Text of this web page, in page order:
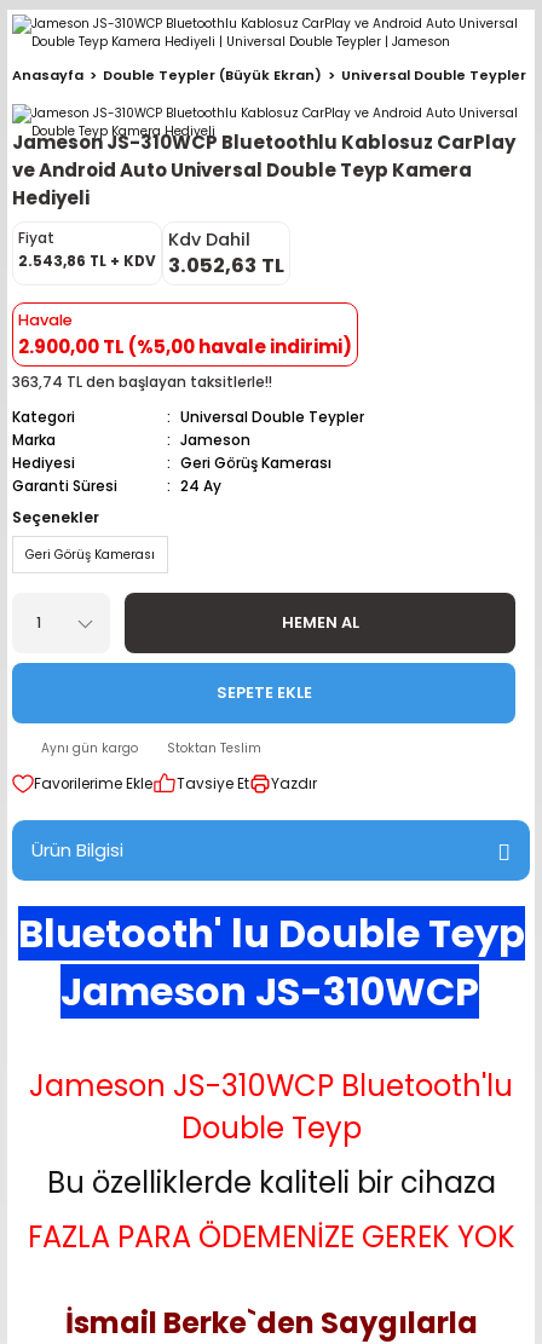
Geri Dön
Geri Dön
Teypler
Geri Dön
Geri Dön
Takımları
Takımları
Takımları
Hoparlör Takımları
Hoparlör Takımları
Takımları
Takımları
Hoparlör Takımları
Geri Dön
Geri Dön
Geri Dön
Geri Dön
İçinden Ekran Çıkan )
Geri Dön
Anasayfa Double Teypler (Büyük Ekran) Universal Double Teypler
Jameson JS-310WCP Bluetoothlu Kablosuz CarPlay
ve Android Auto Universal Double Teyp Kamera
Hediyeli
Fiyat
2.543,86 TL + KDV
Kdv Dahil
3.052,63 TL
Havale
2.900,00 TL (%5,00 havale indirimi)
363,74 TL den başlayan taksitlerle!!
Kategori
Universal Double Teypler
Marka
Jameson
Hediyesi
Geri Görüş Kamerası
Garanti Süresi
24 Ay
Seçenekler
Geri Görüş Kamerası
HEMEN AL
SEPETE EKLE
Aynı gün kargo Stoktan Teslim
Tavsiye Et Yazdır
Ürün Bilgisi
Bluetooth' lu Double Teyp
Jameson JS-310WCP
Jameson JS-310WCP Bluetooth'lu
Double Teyp
Bu özelliklerde kaliteli bir cihaza
FAZLA PARA ÖDEMENİZE GEREK YOK
İsmail Berke`den Saygılarla